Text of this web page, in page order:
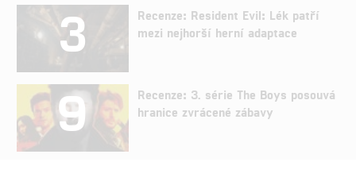
3
Recenze: Resident Evil: Lék patří
mezi nejhorší herní adaptace
9
Recenze: 3. série The Boys posouvá
hranice zvrácené zábavy